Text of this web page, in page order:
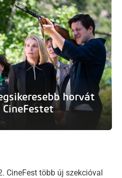
horvát
CineFest több új szekcióval